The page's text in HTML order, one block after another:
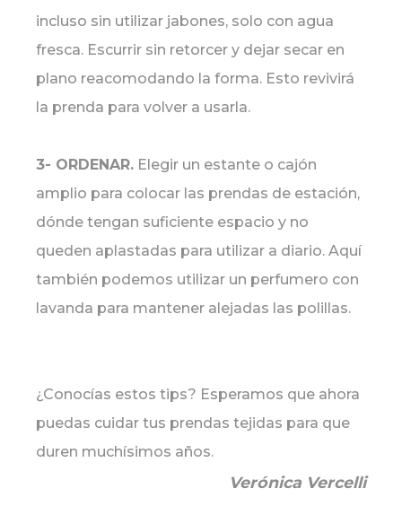
incluso sin utilizar jabones, solo con agua
fresca. Escurrir sin retorcer y dejar secar en
plano reacomodando la forma. Esto revivirá
la prenda para volver a usarla.
3- ORDENAR. Elegir un estante o cajón
amplio para colocar las prendas de estación,
dónde tengan suficiente espacio y no
queden aplastadas para utilizar a diario. Aquí
también podemos utilizar un perfumero con
lavanda para mantener alejadas las polillas.
¿Conocías estos tips? Esperamos que ahora
puedas cuidar tus prendas tejidas para que
duren muchísimos años.
Verónica Vercelli